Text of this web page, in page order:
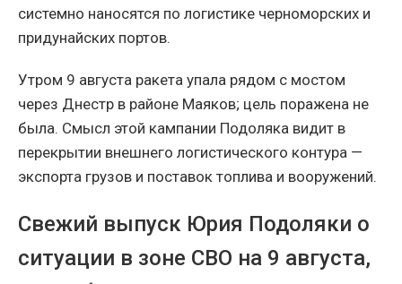
системно наносятся по логистике черноморских и
придунайских портов.
Утром 9 августа ракета упала рядом с мостом
через Днестр в районе Маяков; цель поражена не
была. Смысл этой кампании Подоляка видит в
перекрытии внешнего логистического контура —
экспорта грузов и поставок топлива и вооружений.
Свежий выпуск Юрия Подоляки о
ситуации в зоне СВО на 9 августа,